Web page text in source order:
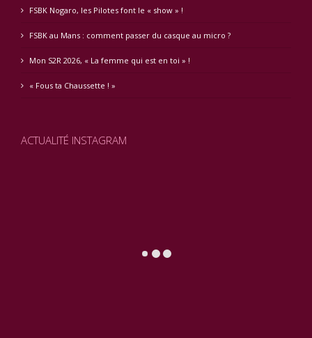
FSBK Nogaro, les Pilotes font le « show » !
FSBK au Mans : comment passer du casque au micro ?
Mon S2R 2026, « La femme qui est en toi » !
« Fous ta Chaussette ! »
ACTUALITÉ INSTAGRAM